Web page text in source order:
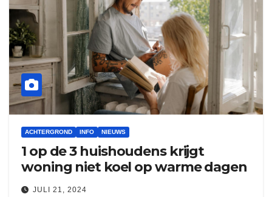
ACHTERGROND INFO NIEUWS
1 op de 3 huishoudens krijgt
woning niet koel op warme dagen
JULI 21, 2024